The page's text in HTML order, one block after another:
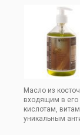
Масло из
входящим в
кислотам,
уникальным